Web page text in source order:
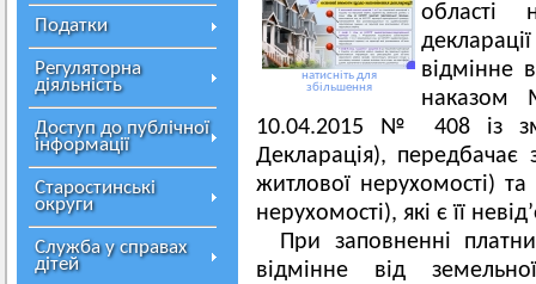
Податки
Регуляторна
діяльність
Доступ до публічної
інформації
Старостинські
округи
Служба у справах
дітей
натисніть для
збільшення
області
відмінне
наказом
10.04.2015 № 408 із
Декларація), передбачає
житлової нерухомості)
нерухомості), які є її
При заповненні
відмінне від